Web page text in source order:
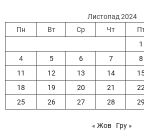
Листопад 2024
Пн
Вт Ср Чт
1
4
5 6 7 8
11
12 13 14
18
19 20 21 22
25
26 27 28 29
« Жов Гру »